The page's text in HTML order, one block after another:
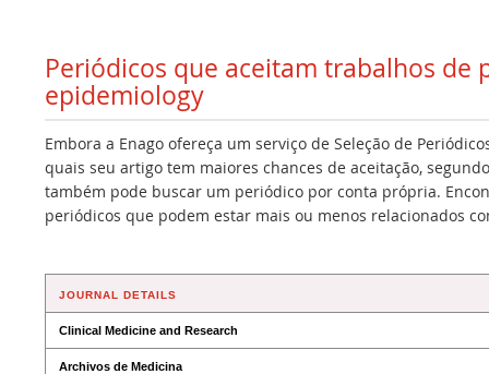
Periódicos que aceitam trabalhos de
epidemiology
Embora a Enago ofereça um serviço de Seleção de
quais seu artigo tem maiores chances de aceitação,
também pode buscar um periódico por conta própria.
periódicos que podem estar mais ou menos relacionados
JOURNAL DETAILS
Clinical Medicine and Research
Archivos de Medicina